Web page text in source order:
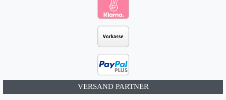
VERSAND PARTNER